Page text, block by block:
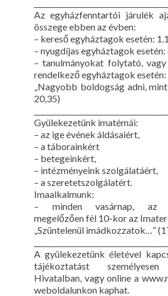
Az egyházfenntartói járulék
összege ebben az évben:
– kereső egyháztagok esetén:
– nyugdíjas egyháztagok
– tanulmányokat folytató,
rendelkező egyháztagok
„Nagyobb boldogság adni,
20,35)
Gyülekezetünk imatémái:
– az ige évének áldásaiért,
– a táborainkért
– betegeinkért,
– intézményeink szolgálatáért,
– a szeretetszolgálatért.
Imaalkalmunk:
– minden vasárnap, az
megelőzően fél 10-kor az
„Szüntelenül imádkozzatok…”
A gyülekezetünk életével
tájékoztatást
Hivatalban, vagy online a
weboldalunkon kaphat.